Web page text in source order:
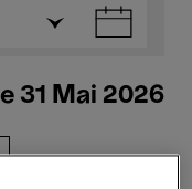
31 Mai 2026